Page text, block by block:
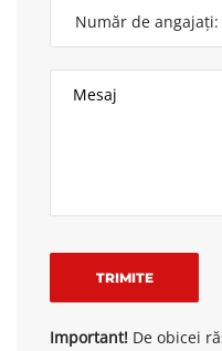
Important! De obicei